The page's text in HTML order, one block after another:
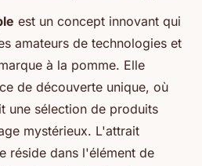
est un concept innovant qui
amateurs de technologies et
à la pomme. Elle
de découverte unique, où
une sélection de produits
mystérieux. L'attrait
réside dans l'élément de